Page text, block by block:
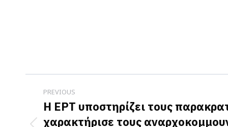
Post
navigation
PREVIOUS
Η ΕΡΤ υποστηρίζει τους
χαρακτήρισε τους